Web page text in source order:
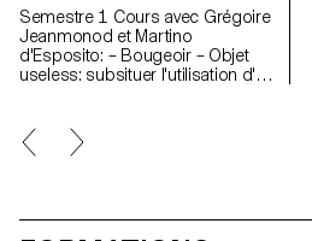
Semestre 1 Cours avec Grégoire
Jeanmonod et Martino
d'Esposito: – Bougeoir – Objet
useless: subsituer l'utilisation d'un
Encoignure Semestre 2 Cours
avec Grégoire Jeanmonod et